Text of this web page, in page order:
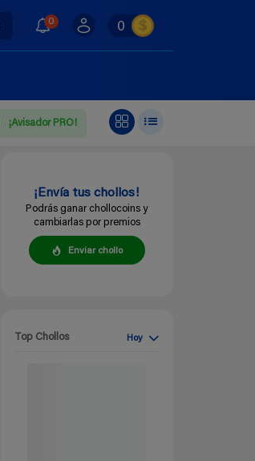
0 0
¡Avisador PRO!
¡Envía tus chollos!
Podrás ganar chollocoins y
cambiarlas por premios
Enviar chollo
Top Chollos Hoy